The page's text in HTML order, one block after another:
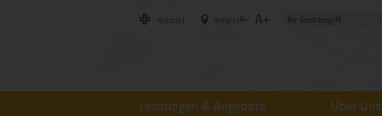
Kontakt AnfahrtA- A+
Leistungen & Angebote Über Uns